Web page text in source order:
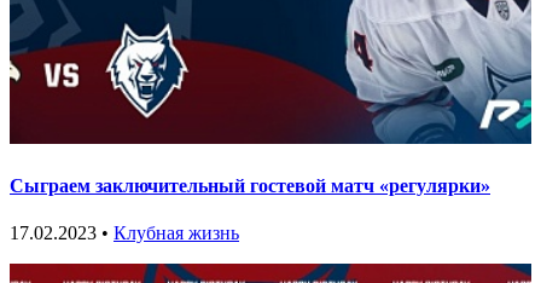
Сыграем заключительный гостевой матч «регулярки»
17.02.2023 • Клубная жизнь